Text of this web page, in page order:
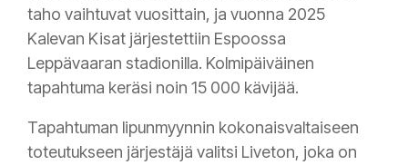
taho vaihtuvat vuosittain, ja vuonna 2025
Kalevan Kisat järjestettiin Espoossa
Leppävaaran stadionilla. Kolmipäiväinen
tapahtuma keräsi noin 15 000 kävijää.
Tapahtuman lipunmyynnin kokonaisvaltaiseen
toteutukseen järjestäjä valitsi Liveton, joka on